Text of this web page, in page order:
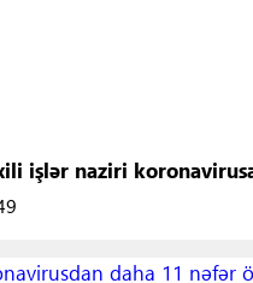
işlər naziri